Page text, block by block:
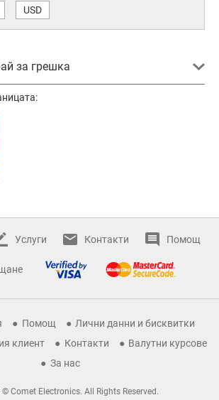
USD
за грешка
Услуги Контакти Помощ
Помощ
Лични данни и бисквитки
клиент
Контакти
Валутни курсове
За нас
Comet Electronics. All Rights Reserved.